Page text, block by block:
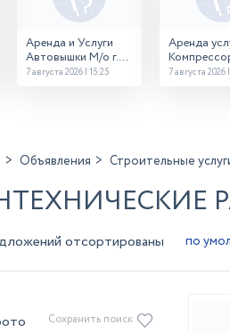
Аренда и Услуги
Автовышки М/о г.
Домодедово
7 августа 2026 | 15:25
Аренда
7 августа 2026
Объявления Строительные
отсортированы
Сохранить поиск